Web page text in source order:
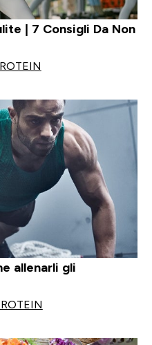
| 7 Consigli Da Non
allenarli gli